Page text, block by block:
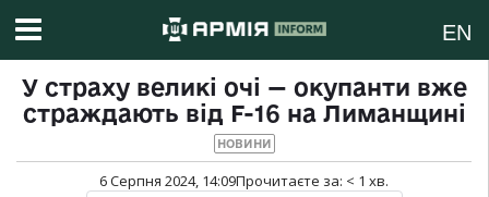
EN
У страху великі очі — окупанти вже
страждають від F-16 на Лиманщині
НОВИНИ
6 Серпня 2024, 14:09Прочитаєте за: < 1 хв.